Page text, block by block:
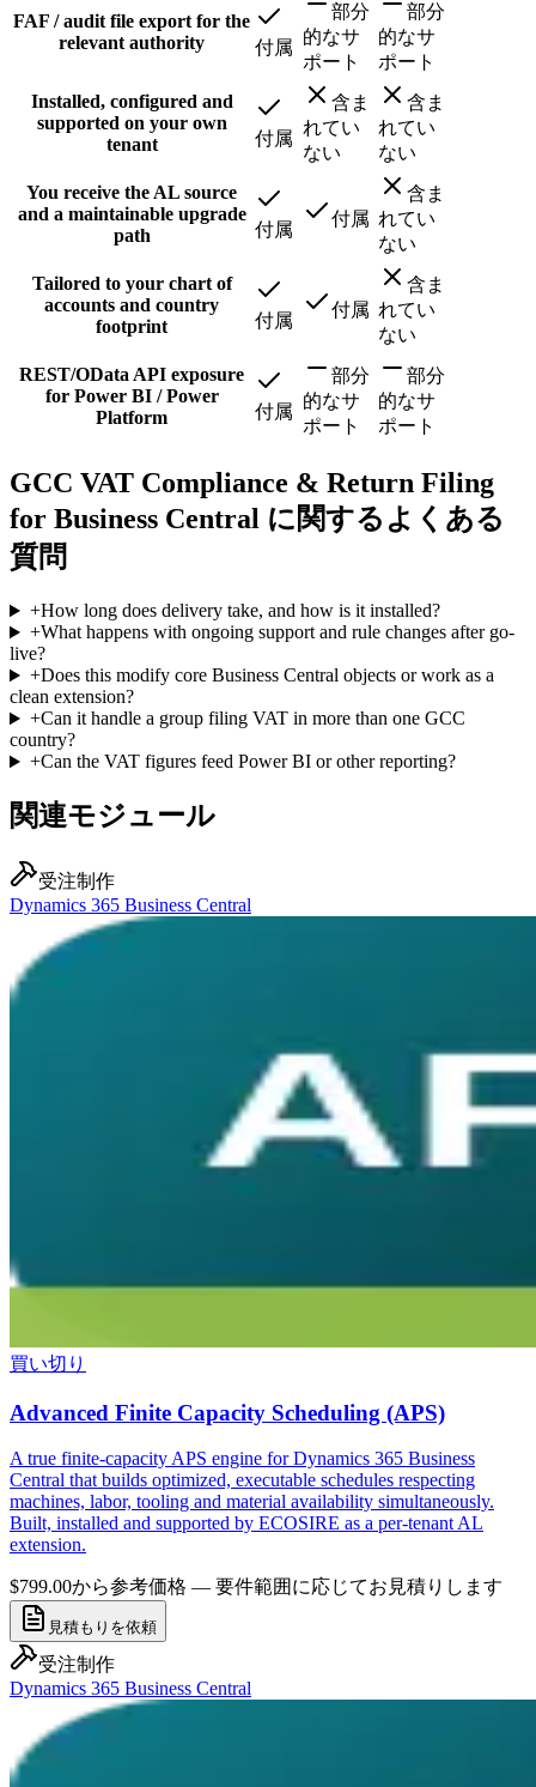
FAF / audit file export for the
relevant authority
付属
部分
的なサ
ポート
部分
的なサ
ポート
Installed, configured and
supported on your own
tenant
付属
含ま
れてい
ない
含ま
れてい
ない
You receive the AL source
and a maintainable upgrade
path
付属
付属
含ま
れてい
ない
Tailored to your chart of
accounts and country
footprint
付属
付属
含ま
れてい
ない
REST/OData API exposure
for Power BI / Power
Platform
付属
部分
的なサ
ポート
部分
的なサ
ポート
GCC VAT Compliance & Return Filing
for Business Central に関するよくある
質問
+How long does delivery take, and how is it installed?
+What happens with ongoing support and rule changes after go-
live?
+Does this modify core Business Central objects or work as a
clean extension?
+Can it handle a group filing VAT in more than one GCC
country?
+Can the VAT figures feed Power BI or other reporting?
関連モジュール
受注制作
Dynamics 365 Business Central
買い切り
Advanced Finite Capacity Scheduling (APS)
A true finite-capacity APS engine for Dynamics 365 Business
Central that builds optimized, executable schedules respecting
machines, labor, tooling and material availability simultaneously.
Built, installed and supported by ECOSIRE as a per-tenant AL
extension.
$799.00から参考価格 — 要件範囲に応じてお見積りします
見積もりを依頼
受注制作
Dynamics 365 Business Central